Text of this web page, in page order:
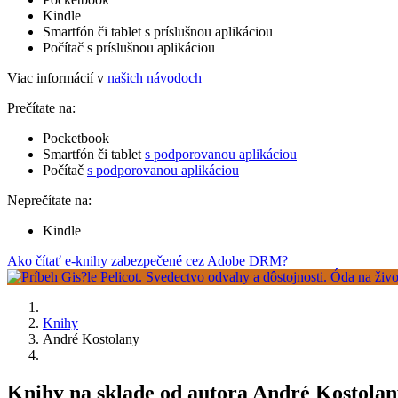
Kindle
Smartfón či tablet s príslušnou aplikáciou
Počítač s príslušnou aplikáciou
Viac informácií v našich návodoch
Prečítate na:
Pocketbook
Smartfón či tablet s podporovanou aplikáciou
Počítač s podporovanou aplikáciou
Neprečítate na:
Kindle
Ako čítať e-knihy zabezpečené cez Adobe DRM?
Knihy
André Kostolany
Knihy na sklade od autora André